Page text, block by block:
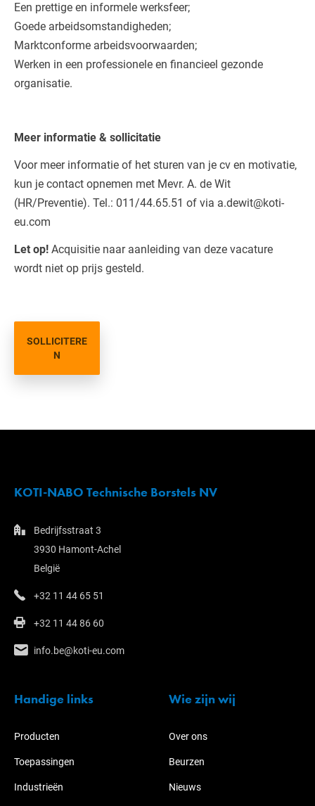
Een prettige en informele werksfeer;
Goede arbeidsomstandigheden;
Marktconforme arbeidsvoorwaarden;
Werken in een professionele en financieel gezonde
organisatie.
Meer informatie & sollicitatie
Voor meer informatie of het sturen van je cv en motivatie,
kun je contact opnemen met Mevr. A. de Wit
(HR/Preventie). Tel.: 011/44.65.51 of via a.dewit@koti-
eu.com
Let op! Acquisitie naar aanleiding van deze vacature
wordt niet op prijs gesteld.
SOLLICITERE
N
KOTI-NABO Technische Borstels NV
Bedrijfsstraat 3
3930 Hamont-Achel
België
+32 11 44 65 51
+32 11 44 86 60
info.be@koti-eu.com
Handige links
Producten
Toepassingen
Industrieën
Wie zijn wij
Over ons
Beurzen
Nieuws